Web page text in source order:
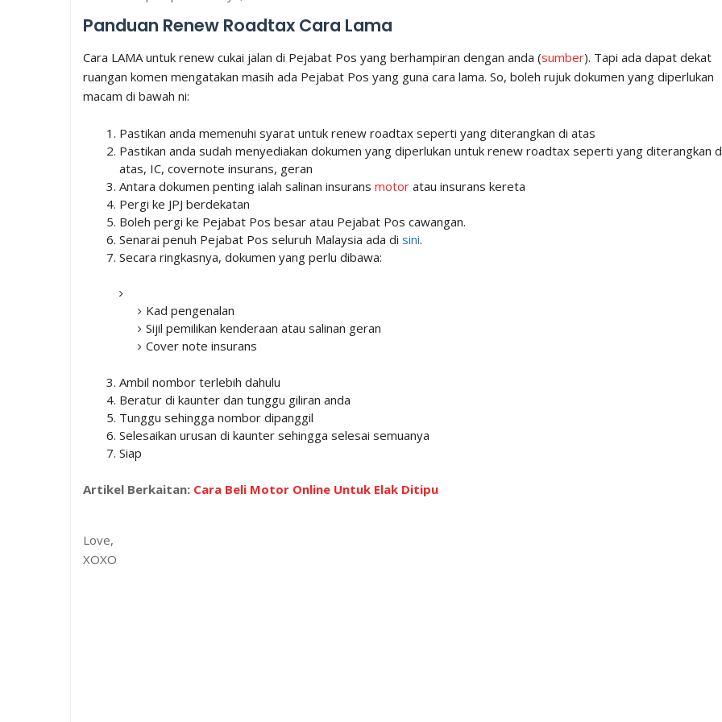
Panduan Renew Roadtax Cara Lama
Cara LAMA untuk renew cukai jalan di Pejabat Pos yang berhampiran dengan anda (sumber). Tapi ada dapat dekat
ruangan komen mengatakan masih ada Pejabat Pos yang guna cara lama. So, boleh rujuk dokumen yang diperlukan
macam di bawah ni:
Pastikan anda memenuhi syarat untuk renew roadtax seperti yang diterangkan di atas
Pastikan anda sudah menyediakan dokumen yang diperlukan untuk renew roadtax seperti yang diterangkan
atas, IC, covernote insurans, geran
Antara dokumen penting ialah salinan insurans motor atau insurans kereta
Pergi ke JPJ berdekatan
Boleh pergi ke Pejabat Pos besar atau Pejabat Pos cawangan.
Senarai penuh Pejabat Pos seluruh Malaysia ada di sini.
Secara ringkasnya, dokumen yang perlu dibawa:
Kad pengenalan
Sijil pemilikan kenderaan atau salinan geran
Cover note insurans
Ambil nombor terlebih dahulu
Beratur di kaunter dan tunggu giliran anda
Tunggu sehingga nombor dipanggil
Selesaikan urusan di kaunter sehingga selesai semuanya
Siap
Artikel Berkaitan: Cara Beli Motor Online Untuk Elak Ditipu
Love,
XOXO